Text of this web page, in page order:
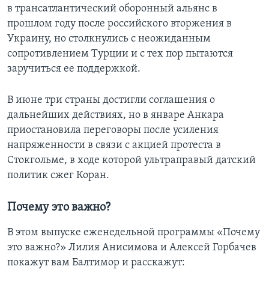
в трансатлантический оборонный альянс в
прошлом году после российского вторжения в
Украину, но столкнулись с неожиданным
сопротивлением Турции и с тех пор пытаются
заручиться ее поддержкой.
В июне три страны достигли соглашения о
дальнейших действиях, но в январе Анкара
приостановила переговоры после усиления
напряженности в связи с акцией протеста в
Стокгольме, в ходе которой ультраправый датский
политик сжег Коран.
Почему это важно?
В этом выпуске еженедельной программы «Почему
это важно?» Лилия Анисимова и Алексей Горбачев
покажут вам Балтимор и расскажут: